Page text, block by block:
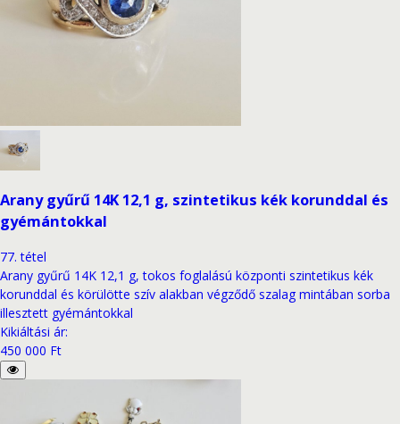
Arany gyűrű 14K 12,1 g, szintetikus kék korunddal és
gyémántokkal
77. tétel
Arany gyűrű 14K 12,1 g, tokos foglalású központi szintetikus kék
korunddal és körülötte szív alakban végződő szalag mintában sorba
illesztett gyémántokkal
Kikiáltási ár:
450 000 Ft